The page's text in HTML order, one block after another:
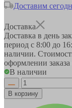
Доставим
Доставка
Доставка в день
период с 8:00 до
наличии.
оформлении
В наличии
В корзину